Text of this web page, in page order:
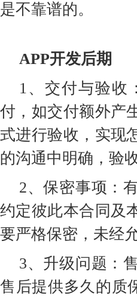
是不靠谱的。
APP开发后期
1、交付与验收
付，如交付额外产
式进行验收，实现
的沟通中明确，验
2、保密事项：
约定彼此本合同及
要严格保密，未经
3、升级问题：
售后提供多久的质